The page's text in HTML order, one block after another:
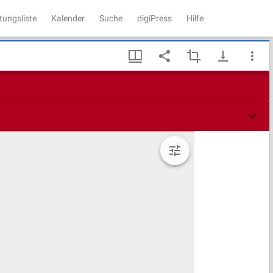
Kalender Suche digiPress Hilfe